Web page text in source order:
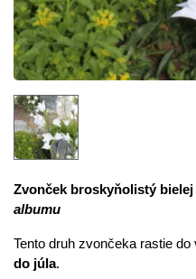
Zvonček broskyňolistý
albumu
Tento druh zvončeka rastie
do júla.